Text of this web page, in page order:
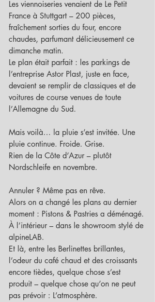
Les viennoiseries venaient de Le Petit
France à Stuttgart – 200 pièces,
fraîchement sorties du four, encore
chaudes, parfumant délicieusement ce
dimanche matin.
Le plan était parfait : les parkings de
l’entreprise Astor Plast, juste en face,
devaient se remplir de classiques et de
voitures de course venues de toute
l’Allemagne du Sud.
Mais voilà… la pluie s’est invitée. Une
pluie continue. Froide. Grise.
Rien de la Côte d’Azur – plutôt
Nordschleife en novembre.
Annuler ? Même pas en rêve.
Alors on a changé les plans au dernier
moment : Pistons & Pastries a déménagé.
À l’intérieur – dans le showroom stylé de
alpineLAB.
Et là, entre les Berlinettes brillantes,
l’odeur du café chaud et des croissants
encore tièdes, quelque chose s’est
produit – quelque chose qu’on ne peut
pas prévoir : L’atmosphère.